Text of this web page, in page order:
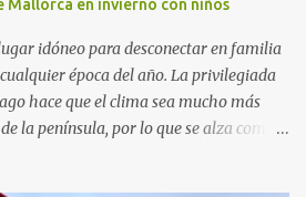
Xipell, fisioterapeuta y directora de
Federica Cerdá. Imágenes cortesía de
Mallorca en invierno con niños
idóneo para desconectar en familia
época del año. La privilegiada
hace que el clima sea mucho más
la península, por lo que se alza como